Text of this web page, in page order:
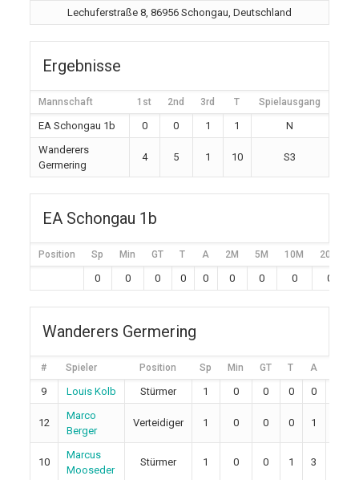
Lechuferstraße 8, 86956 Schongau, Deutschland
Ergebnisse
Mannschaft 1st 2nd 3rd T Spielausgang
EA Schongau 1b 0 0 1 1
N
Wanderers
Germering
4 5 1 10 S3
EA Schongau 1b
Position Sp Min GT T A 2M 5M 10M 20M
0 0 0 0 0 0 0 0 0
Wanderers Germering
# Spieler Position Sp Min GT T A
9 Louis Kolb Stürmer 1 0 0 0 0
12
Marco
Berger
Verteidiger 1 0 0 0 1
10
Marcus
Mooseder
Stürmer 1 0 0 1 3